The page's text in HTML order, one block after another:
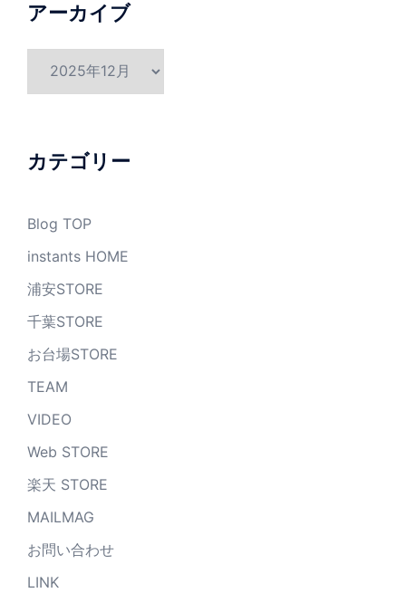
アーカイブ
ブ
カテゴリー
Blog TOP
instants HOME
浦安STORE
千葉STORE
お台場STORE
TEAM
VIDEO
Web STORE
楽天 STORE
MAILMAG
お問い合わせ
LINK